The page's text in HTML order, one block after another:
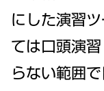
にした演習
ては口頭演
らない範囲